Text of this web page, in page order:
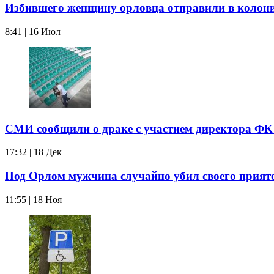
Избившего женщину орловца отправили в
8:41 | 16 Июл
СМИ сообщили о драке с участием директора
17:32 | 18 Дек
Под Орлом мужчина случайно убил своего
11:55 | 18 Ноя